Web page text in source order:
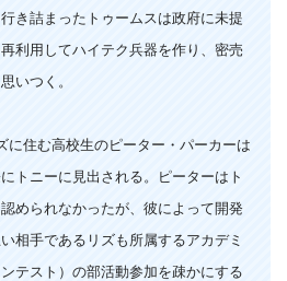
き詰まったトゥームスは政府に未提
利用してハイテク兵器を作り、密売
いつく。
に住む高校生のピーター・パーカーは
トニーに見出される。ピーターはト
められなかったが、彼によって開発
相手であるリズも所属するアカデミ
テスト）の部活動参加を疎かにする